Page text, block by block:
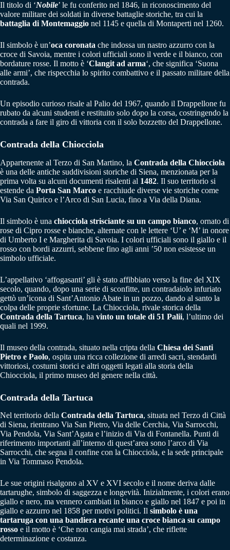
Il titolo di ‘Nobile’ le fu conferito nel 1846, in riconoscimento del
valore militare dei soldati in diverse battaglie storiche, tra cui la
battaglia di Montemaggio nel 1145 e quella di Montaperti nel 1260.
Il simbolo è un’oca coronata che indossa un nastro azzurro con la
croce di Savoia, mentre i colori ufficiali sono il verde e il bianco, con
bordature rosse. Il motto è ‘Clangit ad arma‘, che significa ‘Suona
alle armi’, che rispecchia lo spirito combattivo e il passato militare della
contrada.
Un episodio curioso risale al Palio del 1967, quando il Drappellone fu
rubato da alcuni studenti e restituito solo dopo la corsa, costringendo la
contrada a fare il giro di vittoria con il solo bozzetto del Drappellone.
Contrada della Chiocciola
Appartenente al Terzo di San Martino, la Contrada della Chiocciola
è una delle antiche suddivisioni storiche di Siena, menzionata per la
prima volta su alcuni documenti risalenti al 1482. Il suo territorio si
estende da Porta San Marco e racchiude diverse vie storiche come
Via San Quirico e l’Arco di San Lucia, fino a Via della Diana.
Il simbolo è una chiocciola strisciante su un campo bianco, ornato di
rose di Cipro rosse e bianche, alternate con le lettere ‘U’ e ‘M’ in onore
di Umberto I e Margherita di Savoia. I colori ufficiali sono il giallo e il
rosso con bordi azzurri, sebbene fino agli anni ’50 non esistesse un
simbolo ufficiale.
L’appellativo ‘affogasanti’ gli è stato affibbiato verso la fine del XIX
secolo, quando, dopo una serie di sconfitte, un contradaiolo infuriato
gettò un’icona di Sant’Antonio Abate in un pozzo, dando al santo la
colpa delle proprie sfortune. La Chiocciola, rivale storica della
Contrada della Tartuca, ha vinto un totale di 51 Palii, l’ultimo dei
quali nel 1999.
Il museo della contrada, situato nella cripta della Chiesa dei Santi
Pietro e Paolo, ospita una ricca collezione di arredi sacri, stendardi
vittoriosi, costumi storici e altri oggetti legati alla storia della
Chiocciola, il primo museo del genere nella città.
Contrada della Tartuca
Nel territorio della Contrada della Tartuca, situata nel Terzo di Città
di Siena, rientrano Via San Pietro, Via delle Cerchia, Via Sarrocchi,
Via Pendola, Via Sant’Agata e l’inizio di Via di Fontanella. Punti di
riferimento importanti all’interno di quest’area sono l’arco di Via
Sarrocchi, che segna il confine con la Chiocciola, e la sede principale
in Via Tommaso Pendola.
Le sue origini risalgono al XV e XVI secolo e il nome deriva dalle
tartarughe, simbolo di saggezza e longevità. Inizialmente, i colori erano
giallo e nero, ma vennero cambiati in bianco e giallo nel 1847 e poi in
giallo e azzurro nel 1858 per motivi politici. Il simbolo è una
tartaruga con una bandiera recante una croce bianca su campo
rosso e il motto è ‘Che non cangia mai strada’, che riflette
determinazione e costanza.